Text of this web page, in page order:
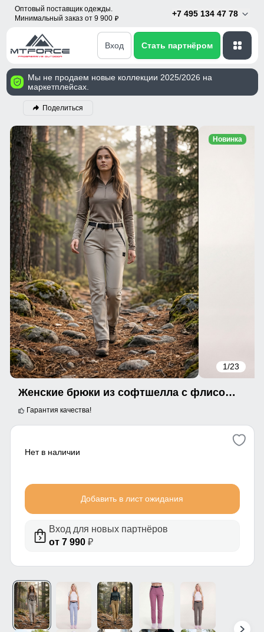
Оптовый поставщик одежды.
Минимальный заказ от 9 900 p
+7 495 134 47 78
Вход Стать партнёром
Мы не продаем новые коллекции 2025/2026 на
маркетплейсах.
Поделиться
1/23
Новинка
Женские брюки из софтшелла с флисом и регулировкой талии серого цвета 9634_1Sr
Гарантия качества!
Нет в наличии
Добавить в лист ожидания
Вход для новых партнёров
от 7 990₽